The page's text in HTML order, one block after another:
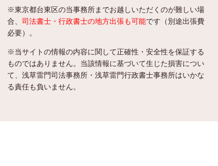
※東京都台東区の当事務所までお越しいただくのが難しい場
合、 司法書士・行政書士の地方出張も可能です（別途出張費
必要）。
※当サイトの情報の内容に関して正確性・安全性を保証する
ものではありません。当該情報に基づいて生じた損害につい
て、浅草雷門司法事務所・浅草雷門行政書士事務所はいかな
る責任も負いません。